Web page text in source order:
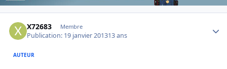
X72683 Membre
Publication: 19 janvier 201313 ans
AUTEUR